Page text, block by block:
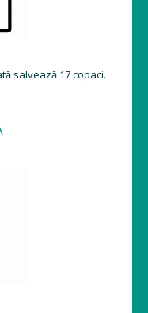
salvează 17 copaci.